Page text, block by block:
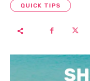
QUICK TIPS